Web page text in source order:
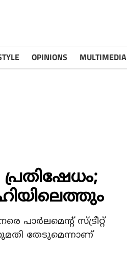
OPINIONS MULTIMEDIA
പാര്‍ലമെന്റ് സ്ട്രീറ്റ്
തേടുമെന്നാണ്